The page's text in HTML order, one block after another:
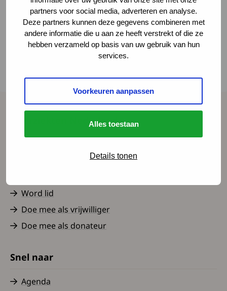
partners voor social media, adverteren en analyse.
Deze partners kunnen deze gegevens combineren met
andere informatie die u aan ze heeft verstrekt of die ze
hebben verzameld op basis van uw gebruik van hun
services.
Voorkeuren aanpassen
Alles toestaan
Details tonen
Burgers’ Zoo organiseert voor het eerst sinds
twee jaar weer Dreamnight. ‘s Avonds, als alle
bezoekers weg zijn, is het park speciaal open
voor jou (kinderen met een spierziekte tot en
met 16 jaar) en andere kinderen die vaak in het
ziekenhuis komen.
Spierziekten Nederland
Word lid
Doe mee als vrijwilliger
Doe mee als donateur
Snel naar
Agenda